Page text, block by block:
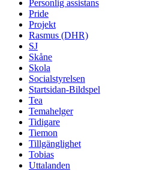
Personlig assistans
Pride
Projekt
Rasmus (DHR)
SJ
Skåne
Skola
Socialstyrelsen
Startsidan-Bildspel
Tea
Temahelger
Tidigare
Tiemon
Tillgänglighet
Tobias
Uttalanden